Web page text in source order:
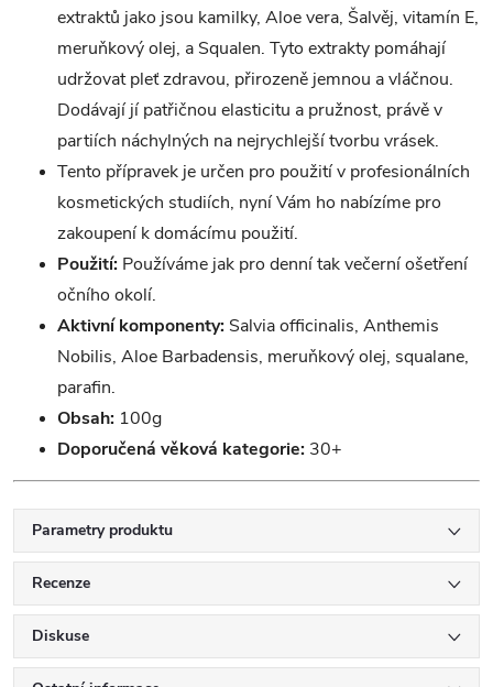
extraktů jako jsou kamilky, Aloe vera, Šalvěj, vitamín E,
meruňkový olej, a Squalen. Tyto extrakty pomáhají
udržovat pleť zdravou, přirozeně jemnou a vláčnou.
Dodávají jí patřičnou elasticitu a pružnost, právě v
partiích náchylných na nejrychlejší tvorbu vrásek.
Tento přípravek je určen pro použití v profesionálních
kosmetických studiích, nyní Vám ho nabízíme pro
zakoupení k domácímu použití.
Použití: Používáme jak pro denní tak večerní ošetření
očního okolí.
Aktivní komponenty: Salvia officinalis, Anthemis
Nobilis, Aloe Barbadensis, meruňkový olej, squalane,
parafin.
Obsah: 100g
Doporučená věková kategorie: 30+
Parametry produktu
Recenze
Diskuse